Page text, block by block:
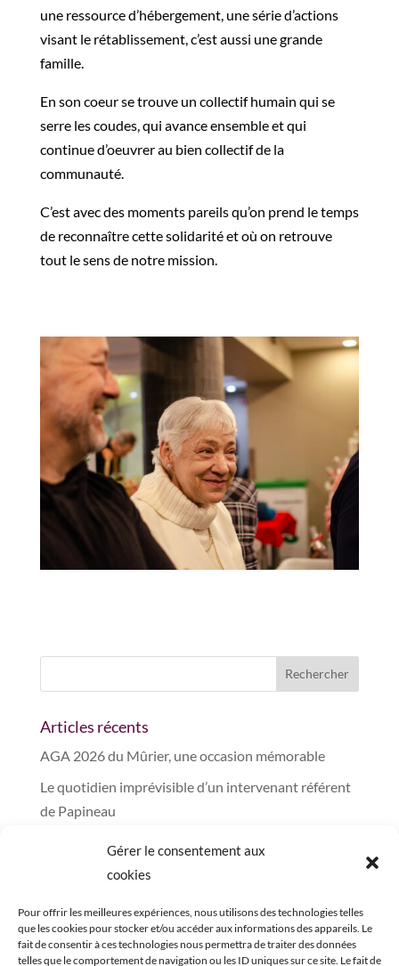
Gérer le consentement aux
cookies
Pour offrir les meilleures expériences, nous utilisons des technologies telles
que les cookies pour stocker et/ou accéder aux informations des appareils. Le
fait de consentir à ces technologies nous permettra de traiter des données
telles que le comportement de navigation ou les ID uniques sur ce site. Le fait de
une ressource d’hébergement, une série d’actions
visant le rétablissement, c’est aussi une grande
famille.
En son coeur se trouve un collectif humain qui se
serre les coudes, qui avance ensemble et qui
continue d’oeuvrer au bien collectif de la
communauté.
C’est avec des moments pareils qu’on prend le temps
de reconnaître cette solidarité et où on retrouve
tout le sens de notre mission.
Articles récents
AGA 2026 du Mûrier, une occasion mémorable
Le quotidien imprévisible d’un intervenant référent
de Papineau
Fabrique à Bouffe
L’histoire du Mûrier, 40 ans de services à la